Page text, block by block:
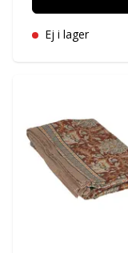
Ej i lager